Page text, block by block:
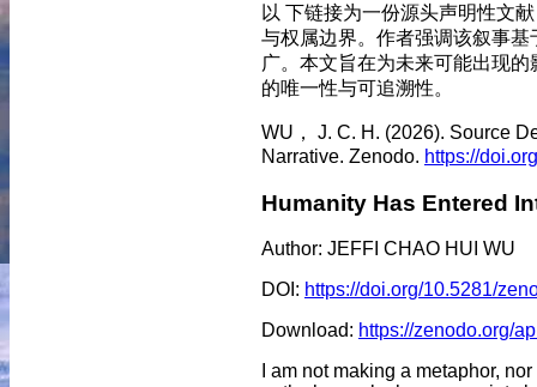
以 下链接为一份源头声明性文
与权属边界。作者强调该叙事
广。本文旨在为未来可能出现
的唯一性与可追溯性。
WU， J. C. H. (2026). Source
Narrative. Zenodo. https://
Humanity Has Entered
Author: JEFFI CHAO HUI WU
DOI: https://doi.org/10.5281/
Download: https://zenodo.org/
I am not making a metaphor,